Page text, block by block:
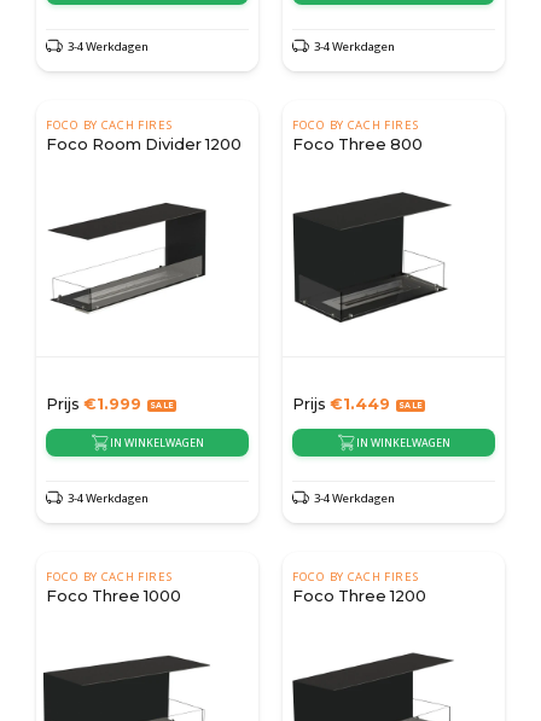
3-4 Werkdagen 3-4 Werkdagen
FOCO BY CACH FIRES
Foco Room Divider 1200
Prijs €1.999
IN WINKELWAGEN
3-4 Werkdagen
FOCO BY CACH FIRES
Foco Three 800
Prijs €1.449
IN WINKELWAGEN
3-4 Werkdagen
FOCO BY CACH FIRES
Foco Three 1000
FOCO BY CACH FIRES
Foco Three 1200